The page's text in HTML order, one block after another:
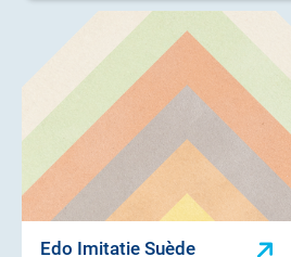
Edo Imitatie Suède